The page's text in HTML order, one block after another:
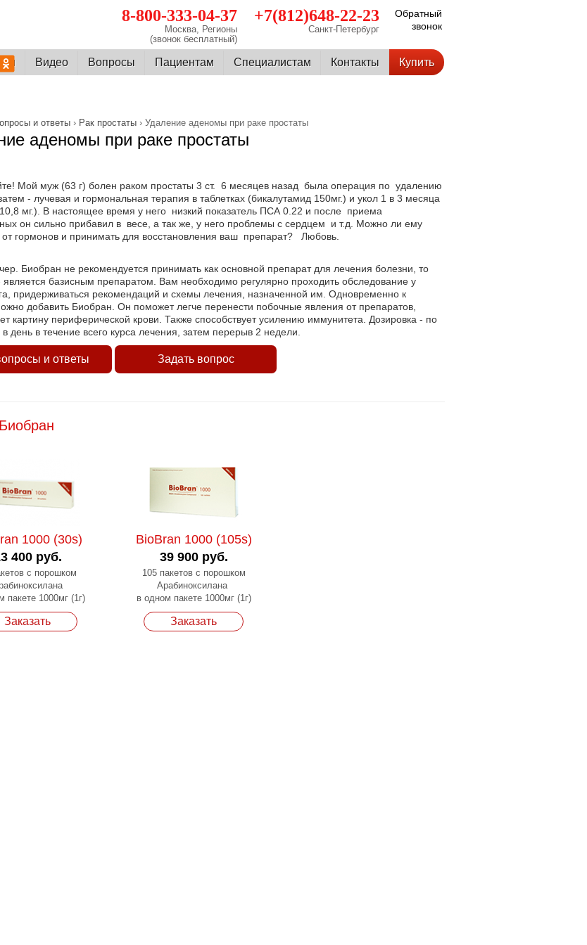
Обратный
звонок
+7(812)648-22-23
Санкт-Петербург
8-800-333-04-37
Москва, Регионы
(звонок бесплатный)
Видео Вопросы Пациентам Cпециалистам Контакты Купить
и ответы › Рак простаты › Удаление аденомы при раке простаты
аденомы при раке простаты
Мой муж (63 г) болен раком простаты 3 ст. 6 месяцев назад была операция по удалению
- лучевая и гормональная терапия в таблетках (бикалутамид 150мг.) и укол 1 в 3 месяца
мг.). В настоящее время у него низкий показатель ПСА 0.22 и после приема
он сильно прибавил в весе, а так же, у него проблемы с сердцем и т.д. Можно ли ему
от гормонов и принимать для восстановления ваш препарат? Любовь.
Биобран не рекомендуется принимать как основной препарат для лечения болезни, то
является базисным препаратом. Вам необходимо регулярно проходить обследование у
придерживаться рекомендаций и схемы лечения, назначенной им. Одновременно к
добавить Биобран. Он поможет легче перенести побочные явления от препаратов,
картину периферической крови. Также способствует усилению иммунитета. Дозировка - по
в день в течение всего курса лечения, затем перерыв 2 недели.
и ответы Задать вопрос
1000 (30s)
400 руб.
с порошком
пакете 1000мг (1г)
Заказать
BioBran 1000 (105s)
39 900 руб.
105 пакетов с порошком
Арабиноксилана
в одном пакете 1000мг (1г)
Заказать